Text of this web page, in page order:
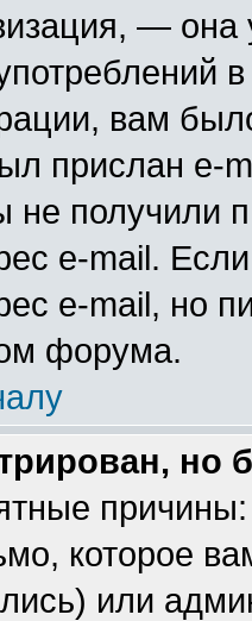
—
вам
прислан e-
не получили
e-mail.
e-mail, но
форума.
но
которое
или